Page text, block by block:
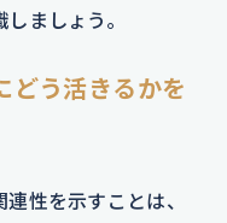
ましょう。
う活きるかを
性を示すことは、